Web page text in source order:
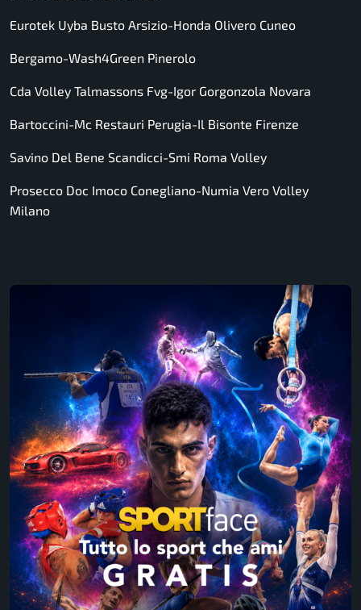
Eurotek Uyba Busto Arsizio-Honda Olivero Cuneo
Bergamo-Wash4Green Pinerolo
Cda Volley Talmassons Fvg-Igor Gorgonzola Novara
Bartoccini-Mc Restauri Perugia-Il Bisonte Firenze
Savino Del Bene Scandicci-Smi Roma Volley
Prosecco Doc Imoco Conegliano-Numia Vero Volley
Milano